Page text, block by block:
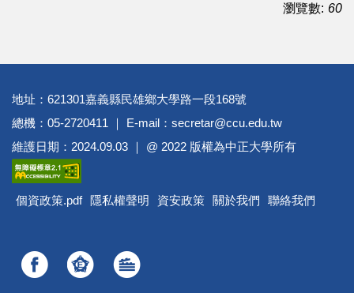
瀏覽數: 60
地址：621301嘉義縣民雄鄉大學路一段168號
總機：05-2720411 ｜ E-mail：secretar@ccu.edu.tw
維護日期：2024.09.03 ｜ @ 2022 版權為中正大學所有
個資政策.pdf 隱私權聲明 資安政策 關於我們 聯絡我們